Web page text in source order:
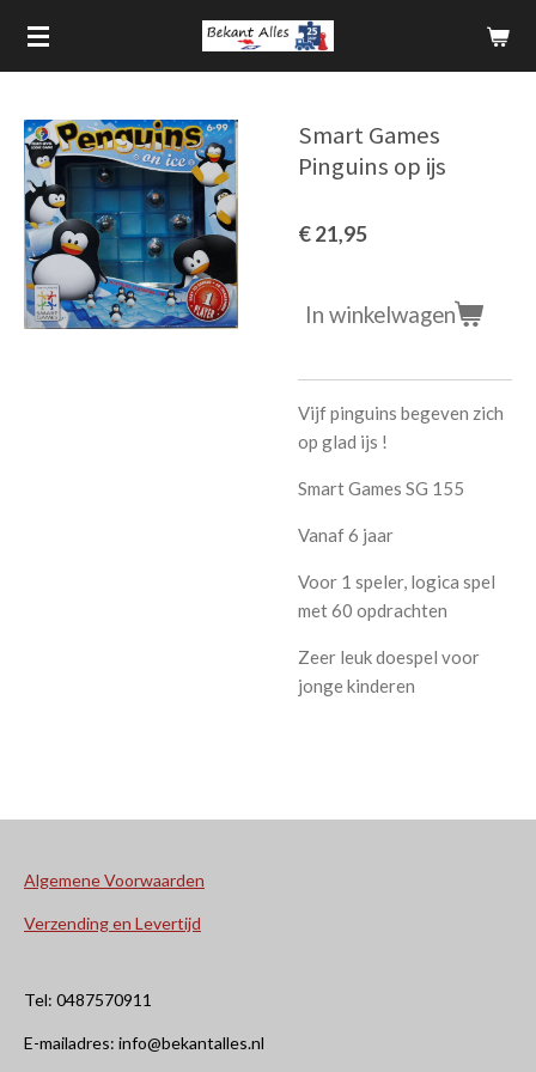
Ga
direct
hoofdinhoud
Smart Games
Pinguins op ijs
€ 21,95
In winkelwagen
Vijf pinguins begeven zich
op glad ijs !
Smart Games SG 155
Vanaf 6 jaar
Voor 1 speler, logica spel
met 60 opdrachten
Zeer leuk doespel voor
jonge kinderen
Algemene Voorwaarden
Verzending en Levertijd
Tel: 0487570911
E-mailadres: info@bekantalles.nl